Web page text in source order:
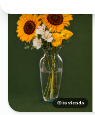
17 viendo